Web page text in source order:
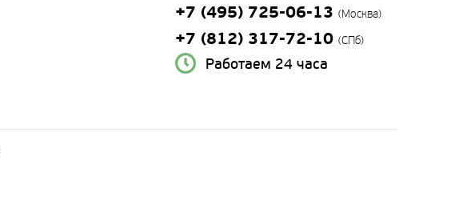
+7 (495) 725-06-13 (Москва)
+7 (812) 317-72-10 (СПб)
Работаем 24 часа